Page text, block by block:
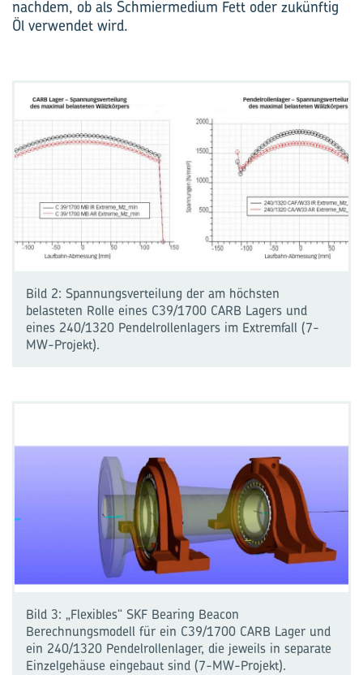
nachdem, ob als Schmiermedium Fett oder zukünftig
Öl verwendet wird.
Bild 2: Spannungsverteilung der am höchsten
belasteten Rolle eines C39/1700 CARB Lagers und
eines 240/1320 Pendelrollenlagers im Extremfall (7-
MW-Projekt).
Bild 3: „Flexibles“ SKF Bearing Beacon
Berechnungsmodell für ein C39/1700 CARB Lager und
ein 240/1320 Pendelrollenlager, die jeweils in separate
Einzelgehäuse eingebaut sind (7-MW-Projekt).